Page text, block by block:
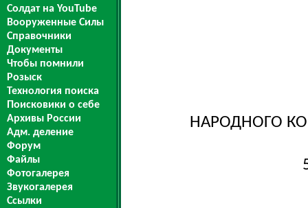
Солдат на YouTube
Вооруженные Силы
Справочники
Документы
Чтобы помнили
Розыск
Технология поиска
Поисковики о себе
Архивы России
Адм. деление
Форум
Файлы
Фотогалерея
Звукогалерея
Ссылки
НАРОДНОГО